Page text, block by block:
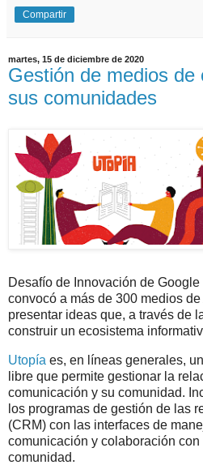
Compartir
martes, 15 de diciembre de 2020
Gestión de medios de
sus comunidades
Desafío de Innovación de
convocó a más de 300 medios
presentar ideas que, a través de
construir un ecosistema
Utopía es, en líneas generales,
libre que permite gestionar la
comunicación y su comunidad.
los programas de gestión de las
(CRM) con las interfaces de
comunicación y colaboración con
comunidad.